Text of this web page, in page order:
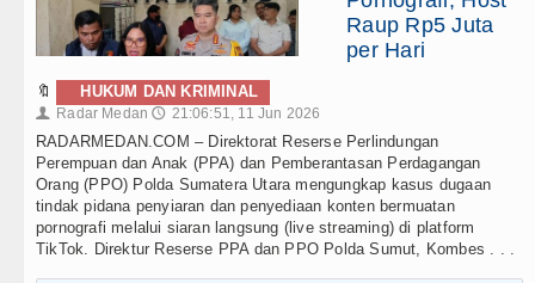
Raup Rp5 Juta
per Hari
🔖 HUKUM DAN KRIMINAL
👤 Radar Medan 🕔 21:06:51, 11 Jun 2026
RADARMEDAN.COM – Direktorat Reserse Perlindungan
Perempuan dan Anak (PPA) dan Pemberantasan Perdagangan
Orang (PPO) Polda Sumatera Utara mengungkap kasus dugaan
tindak pidana penyiaran dan penyediaan konten bermuatan
pornografi melalui siaran langsung (live streaming) di platform
TikTok. Direktur Reserse PPA dan PPO Polda Sumut, Kombes . . .